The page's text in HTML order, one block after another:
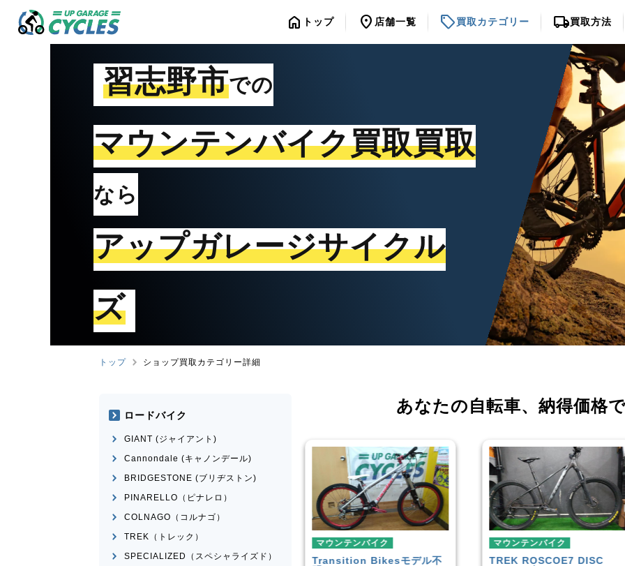
home トップ location_on 店舗一覧 sell買取カテゴリー local_shipping買取方法
習志野市での
マウンテンバイク買取買取
なら
アップガレージサイクル
ズ
トップ ショップ買取カテゴリー詳細
あなたの自転車、 納得価格
マウンテンバイク
Transition Bikes モデル不
マウンテンバイク
TREKROSCOE7 DISC
マウンテンバイク
Rocky Mountain Element
ロードバイク
GIANT (ジャイアント)
Cannondale (キャノンデール)
BRIDGESTONE (ブリヂストン)
PINARELLO（ピナレロ）
COLNAGO（コルナゴ）
TREK（トレック）
SPECIALIZED（スペシャライズド）